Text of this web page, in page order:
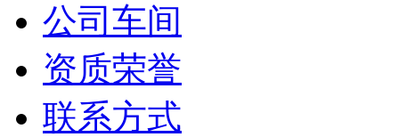
公司车间
资质荣誉
联系方式